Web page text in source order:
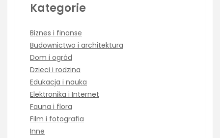
Kategorie
Biznes i finanse
Budownictwo i architektura
Dom i ogród
Dzieci i rodzina
Edukacja i nauka
Elektronika i Internet
Fauna i flora
Film i fotografia
Inne